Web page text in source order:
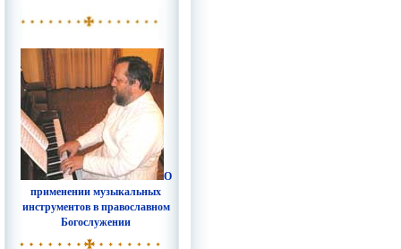
О
применении музыкальных
инструментов в православном
Богослужении